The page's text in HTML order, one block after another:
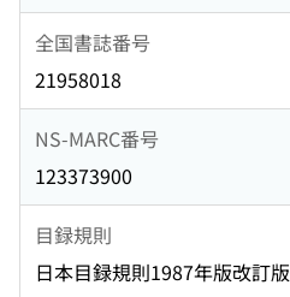
全国書誌番号
21958018
NS-MARC番号
123373900
目録規則
日本目録規則1987年版改訂版